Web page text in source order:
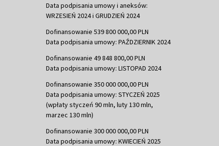
Data podpisania umowy i aneksów:
WRZESIEŃ 2024 i GRUDZIEŃ 2024
Dofinansowanie 539 800 000,00 PLN
Data podpisania umowy: PAŹDZIERNIK 2024
Dofinansowanie 49 848 800,00 PLN
Data podpisania umowy: LISTOPAD 2024
Dofinansowanie 350 000 000,00 PLN
Data podpisania umowy: STYCZEŃ 2025
(wpłaty styczeń 90 mln, luty 130 mln,
marzec 130 mln)
Dofinansowanie 300 000 000,00 PLN
Data podpisania umowy: KWIECIEŃ 2025